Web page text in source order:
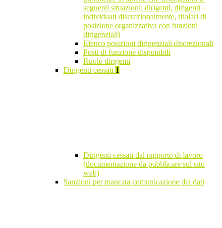
seguenti situazioni: dirigenti, dirigenti
individuati discrezionalmente, titolari di
posizione organizzativa con funzioni
dirigenziali)
Elenco posizioni dirigenziali discrezionali
Posti di funzione disponibili
Ruolo dirigenti
Dirigenti cessati 1
Dirigenti cessati dal rapporto di lavoro
(documentazione da pubblicare sul sito
web)
Sanzioni per mancata comunicazione dei dati